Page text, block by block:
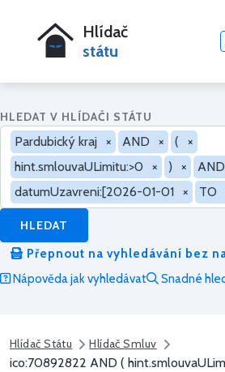
Hlídač
státu
HLEDAT V HLÍDAČI STÁTU
Pardubický kraj × AND × (
×
hint.smlouvaULimitu:>0
× ) × AND
datumUzavreni:[2026-01-01 × TO
HLEDAT
Přepnout na vyhledávání bez
Nápověda jak vyhledávat
Snadné
Hlídač Státu Hlídač Smluv
ico:70892822 AND (